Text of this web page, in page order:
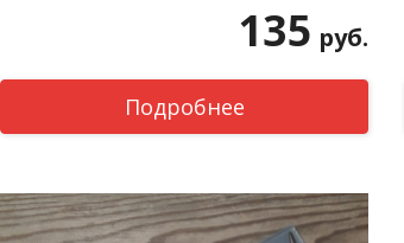
135 руб.
Подробнее